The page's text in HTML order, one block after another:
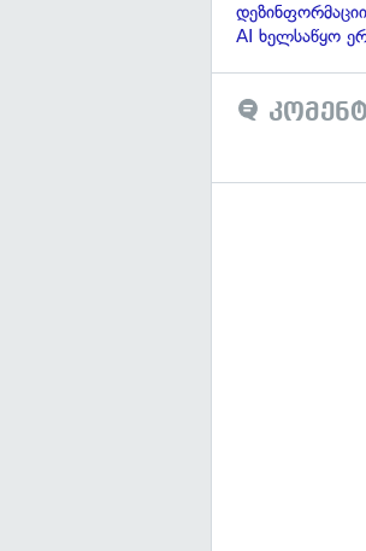
AI ხელსაწყო